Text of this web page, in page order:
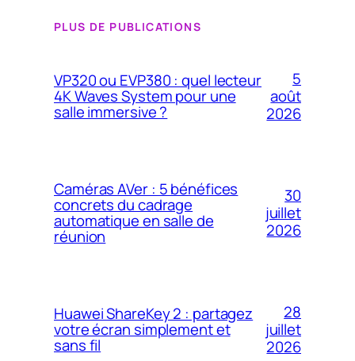
PLUS DE PUBLICATIONS
VP320 ou EVP380 : quel lecteur
4K Waves System pour une
salle immersive ?
5
août
2026
Caméras AVer : 5 bénéfices
concrets du cadrage
automatique en salle de
réunion
30
juillet
2026
Huawei ShareKey 2 : partagez
votre écran simplement et
sans fil
28
juillet
2026